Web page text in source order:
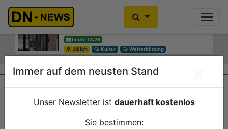
Diskussionen um Villa Buth:
Erinnerungsort oder Abriss?
heute 13:26
Jülich
Kultur Weiterbildung
Einbrecher im Kleiderschrank
gefunden
heute 10:30
Düren
Polizei
Previous
Immer auf dem neusten Stand
Unser Newsletter ist dauerhaft kostenlos
Sie bestimmen: